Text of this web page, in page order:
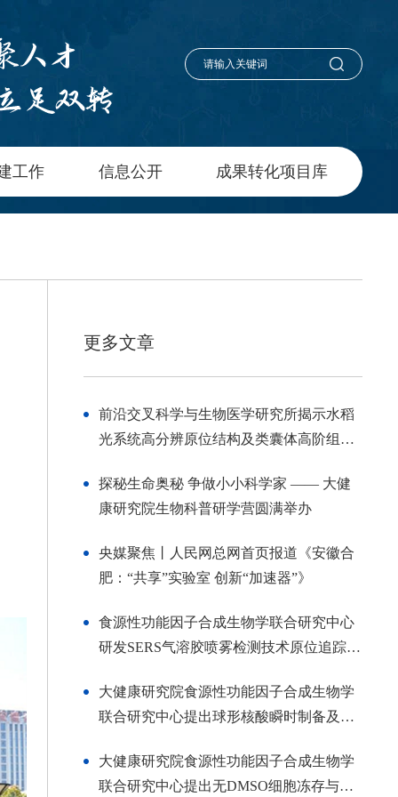
工作 信息公开 成果转化项目库
更多文章
前沿交叉科学与生物医学研究所揭示水稻
光系统高分辨原位结构及类囊体高阶组装
探秘生命奥秘 争做小小科学家 —— 大健
康研究院生物科普研学营圆满举办
央媒聚焦丨人民网总网首页报道《安徽合
肥：“共享”实验室 创新“加速器”》
食源性功能因子合成生物学联合研究中心
研发SERS气溶胶喷雾检测技术原位追踪解
大健康研究院食源性功能因子合成生物学
联合研究中心提出球形核酸瞬时制备及高
大健康研究院食源性功能因子合成生物学
联合研究中心提出无DMSO细胞冻存与复